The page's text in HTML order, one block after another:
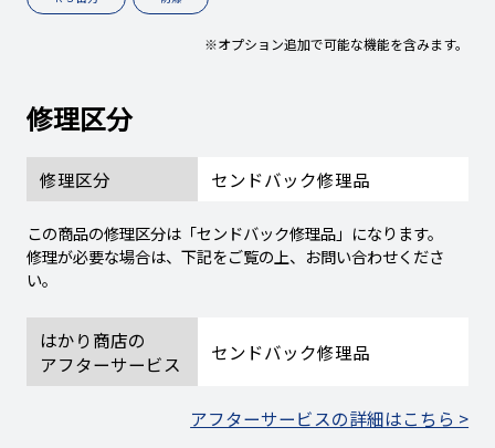
※オプション追加で可能な機能を含みます。
修理区分
修理区分 センドバック修理品
この商品の修理区分は「センドバック修理品」になります。
修理が必要な場合は、下記をご覧の上、お問い合わせくださ
い。
はかり商店の
アフターサービス
センドバック修理品
アフターサービスの詳細はこちら >